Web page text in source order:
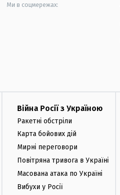
Ми в соцмережах:
Війна Росії з Україною
Ракетні обстріли
Карта бойових дій
Мирні переговори
Повітряна тривога в Україні
Масована атака по Україні
Вибухи у Росії